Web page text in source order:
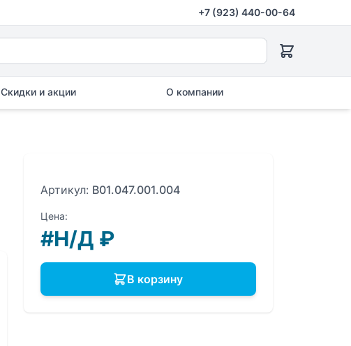
+7 (923) 440-00-64
Скидки и акции О компании
Артикул: B01.047.001.004
Цена:
#Н/Д ₽
В корзину